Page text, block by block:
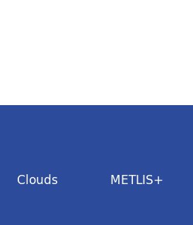
Clouds METLIS+